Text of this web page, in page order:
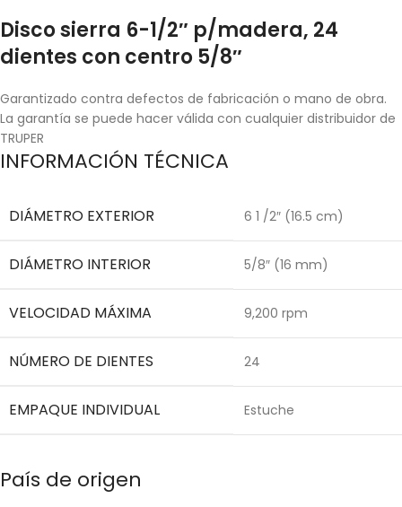
Disco sierra 6-1/2″ p/madera, 24
dientes con centro 5/8″
Garantizado contra defectos de fabricación o mano de obra.
La garantía se puede hacer válida con cualquier distribuidor de
TRUPER
INFORMACIÓN TÉCNICA
DIÁMETRO EXTERIOR 6 1 /2″ (16.5 cm)
DIÁMETRO INTERIOR 5/8″ (16 mm)
VELOCIDAD MÁXIMA 9,200 rpm
NÚMERO DE DIENTES 24
EMPAQUE INDIVIDUAL Estuche
País de origen